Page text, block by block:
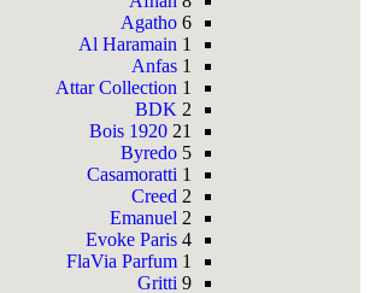
Agatho 6
Al Haramain 1
Anfas 1
Attar Collection 1
BDK 2
Bois 1920 21
Byredo 5
Casamoratti 1
Creed 2
Emanuel 2
Evoke Paris 4
FlaVia Parfum 1
Gritti 9